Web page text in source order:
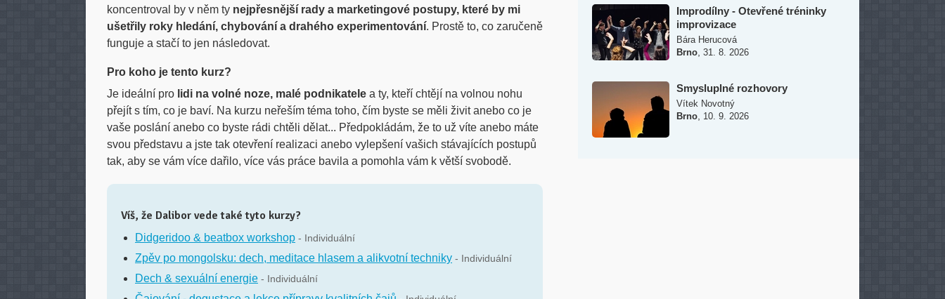
koncentroval by v něm ty nejpřesnější rady a marketingové postupy, které by mi
ušetřily roky hledání, chybování a drahého experimentování. Prostě to, co zaručeně
funguje a stačí to jen následovat.
Pro koho je tento kurz?
Je ideální pro lidi na volné noze, malé podnikatele a ty, kteří chtějí na volnou nohu
přejít s tím, co je baví. Na kurzu neřeším téma toho, čím byste se měli živit anebo co je
vaše poslání anebo co byste rádi chtěli dělat... Předpokládám, že to už víte anebo máte
svou představu a jste tak otevření realizaci anebo vylepšení vašich stávajících postupů
tak, aby se vám více dařilo, více vás práce bavila a pomohla vám k větší svobodě.
Víš, že Dalibor vede také tyto kurzy?
Didgeridoo & beatbox workshop - Individuální
Zpěv po mongolsku: dech, meditace hlasem a alikvotní techniky - Individuální
Dech & sexuální energie - Individuální
Improdílny - Otevřené tréninky
improvizace
Bára Herucová
Brno 31. 8. 2026
Smysluplné rozhovory
Vítek Novotný
Brno 10. 9. 2026